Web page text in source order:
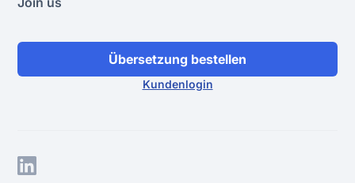
Übersetzung bestellen
Kundenlogin